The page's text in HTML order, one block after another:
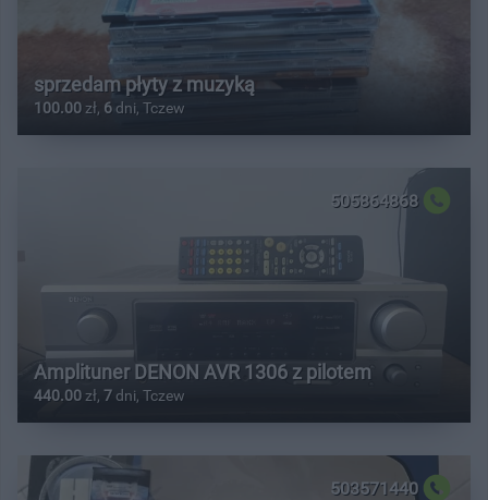
sprzedam płyty z muzyką
100.00 zł, 6dni, Tczew
505864868
Amplituner DENON AVR 1306 z pilotem
440.00 zł, 7 dni, Tczew
503571440